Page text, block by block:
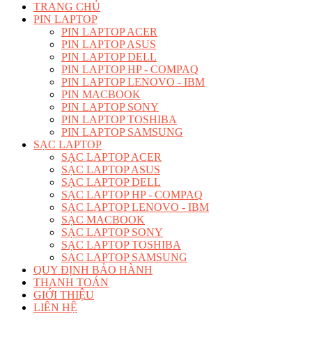
TRANG CHỦ
PIN LAPTOP
PIN LAPTOP ACER
PIN LAPTOP ASUS
PIN LAPTOP DELL
PIN LAPTOP HP - COMPAQ
PIN LAPTOP LENOVO - IBM
PIN MACBOOK
PIN LAPTOP SONY
PIN LAPTOP TOSHIBA
PIN LAPTOP SAMSUNG
SẠC LAPTOP
SẠC LAPTOP ACER
SẠC LAPTOP ASUS
SẠC LAPTOP DELL
SẠC LAPTOP HP - COMPAQ
SẠC LAPTOP LENOVO - IBM
SẠC MACBOOK
SẠC LAPTOP SONY
SẠC LAPTOP TOSHIBA
SẠC LAPTOP SAMSUNG
QUY ĐỊNH BẢO HÀNH
THANH TOÁN
GIỚI THIỆU
LIÊN HỆ